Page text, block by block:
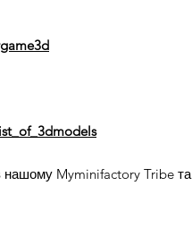
нашому Myminifactory Tribe та